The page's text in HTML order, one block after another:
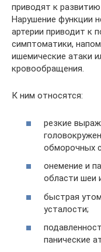
приводят к
Нарушение функции
артерии приводит к
симптоматики,
ишемические атаки
кровообращения.
К ним относятся:
резкие
обморочных
онемение и
области шеи
быстрая
усталости;
панические